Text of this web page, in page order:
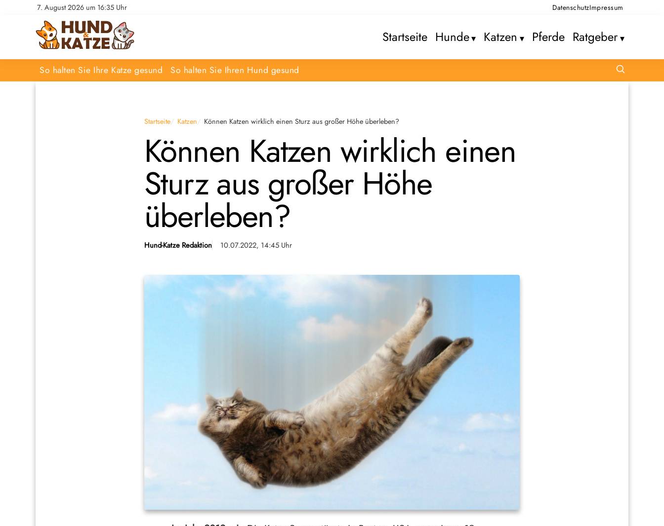
7. August 2026 um 16:35 Uhr DatenschutzImpressum
Startseite Hunde Katzen Pferde Ratgeber
So halten Sie Ihre Katze gesund So halten Sie Ihren Hund gesund
Startseite Katzen Können Katzen wirklich einen Sturz aus großer Höhe überleben?
Können Katzen wirklich einen
Sturz aus großer Höhe
überleben?
Hund-Katze Redaktion 10.07.2022, 14:45 Uhr